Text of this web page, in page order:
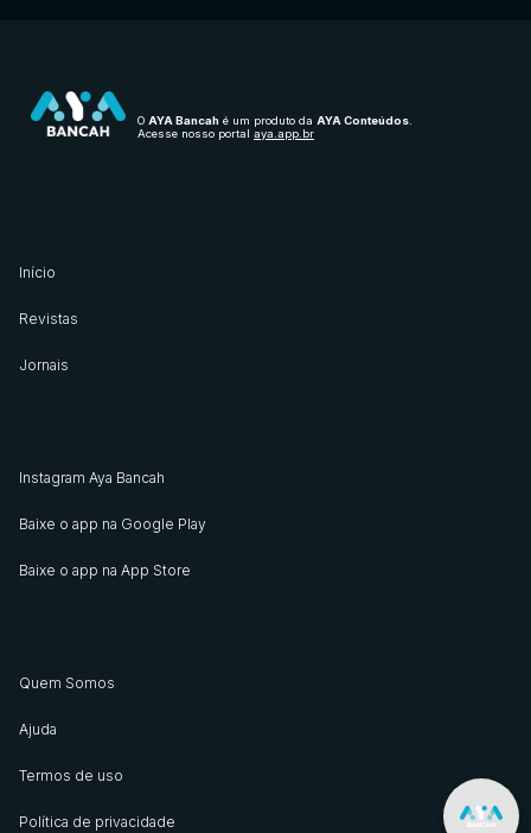
O AYA Bancah é um produto da AYA Conteúdos
Acesse nosso portal aya.app.br
Início
Revistas
Jornais
Instagram Aya Bancah
Baixe o app na Google Play
Baixe o app na App Store
Quem Somos
Ajuda
Termos de uso
Política de privacidade